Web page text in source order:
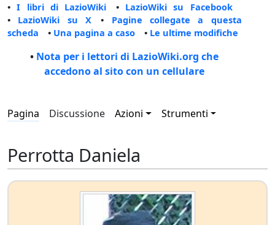
•I libri di LazioWiki • LazioWiki su Facebook
• LazioWiki su X • Pagine collegate a questa
scheda • Una pagina a caso • Le ultime modifiche
• Nota per i lettori di LazioWiki.org che
accedono al sito con un cellulare
Pagina Discussione Azioni Strumenti
Perrotta Daniela